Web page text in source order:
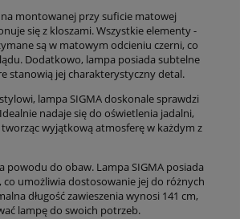
montowanej przy suficie matowej
się z kloszami. Wszystkie elementy -
są w matowym odcieniu czerni, co
Dodatkowo, lampa posiada subtelne
stanowią jej charakterystyczny detal.
lampa SIGMA doskonale sprawdzi
nadaje się do oświetlenia jadalni,
wyjątkową atmosferę w każdym z
powodu do obaw. Lampa SIGMA posiada
co umożliwia dostosowanie jej do różnych
długość zawieszenia wynosi 141 cm,
lampę do swoich potrzeb.